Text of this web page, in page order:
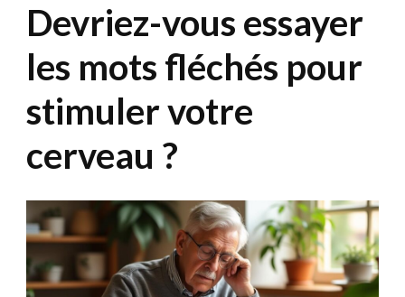
Devriez-vous essayer
les mots fléchés pour
stimuler votre
cerveau ?